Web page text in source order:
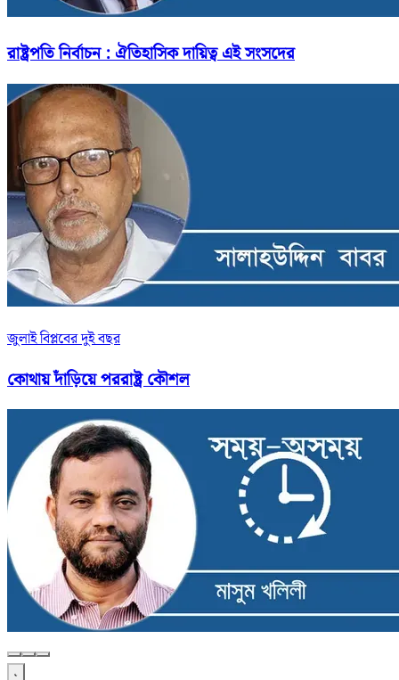
রাষ্ট্রপতি নির্বাচন : ঐতিহাসিক দায়িত্ব এই সংসদের
জুলাই বিপ্লবের দুই বছর
কোথায় দাঁড়িয়ে পররাষ্ট্র কৌশল